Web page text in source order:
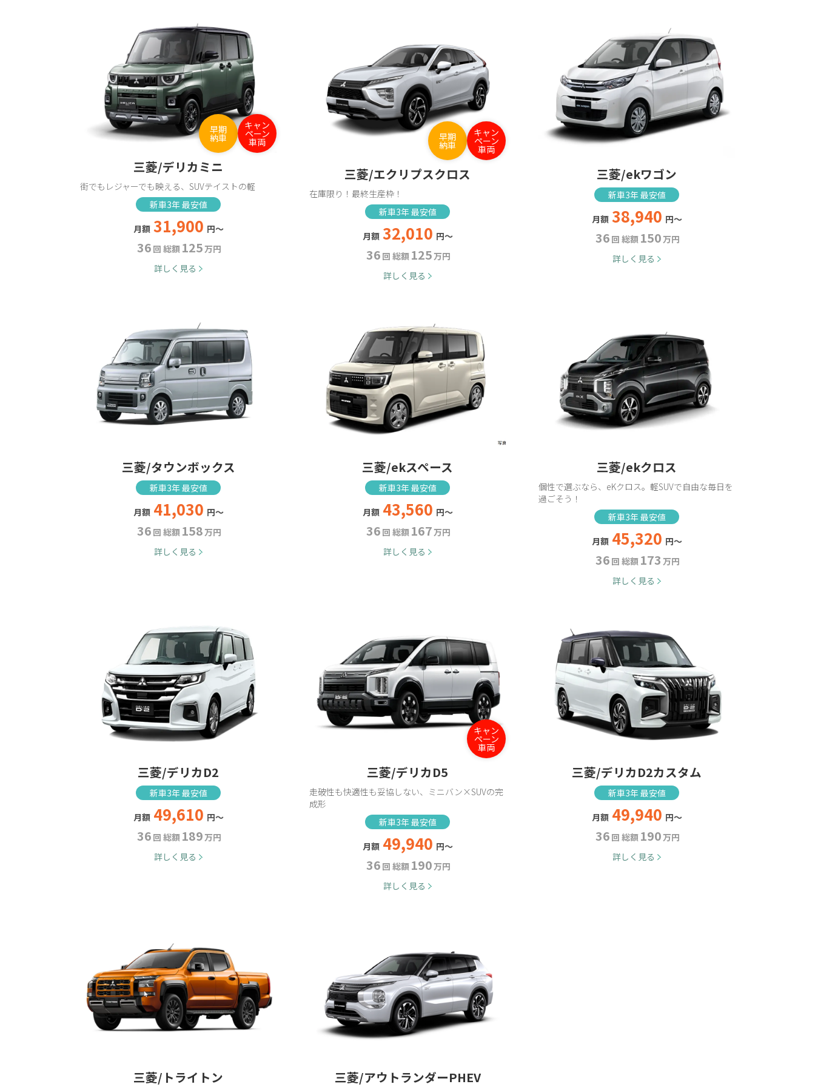
早期
納車
キャン
ペーン
車両
三菱/デリカミニ
街でもレジャーでも映える、SUVテイストの軽
新車3年 最安値
月額 31,900 円～
36 回 総額 125万円
詳しく見る
早期
納車
キャン
ペーン
車両
三菱/エクリプスクロス
在庫限り！最終生産枠！
新車3年 最安値
月額 32,010 円～
36 回 総額 125万円
詳しく見る
三菱/ekワゴン
新車3年 最安値
月額 38,940 円～
36 回 総額 150万円
詳しく見る
三菱/タウンボックス
新車3年 最安値
月額 41,030 円～
36 回 総額 158万円
詳しく見る
三菱/ekスペース
新車3年 最安値
月額 43,560 円～
36 回 総額 167万円
詳しく見る
三菱/ekクロス
個性で選ぶなら、eKクロス。軽SUVで自由な毎日を
過ごそう！
新車3年 最安値
月額 45,320 円～
36 回 総額 173 万円
詳しく見る
三菱/デリカD2
新車3年 最安値
月額 49,610 円～
36 回 総額 189万円
詳しく見る
キャン
ペーン
車両
三菱/デリカD5
走破性も快適性も妥協しない、ミニバン×SUVの完
成形
新車3年 最安値
月額 49,940 円～
36 回 総額 190万円
詳しく見る
三菱/デリカD2カスタム
新車3年 最安値
月額 49,940 円～
36 回 総額 190万円
詳しく見る
三菱/トライトン 三菱/アウトランダーPHEV